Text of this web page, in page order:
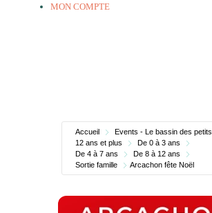
MON COMPTE
Accueil
Events - Le bassin des petits
12 ans et plus
De 0 à 3 ans
De 4 à 7 ans
De 8 à 12 ans
Sortie famille
Arcachon fête Noël